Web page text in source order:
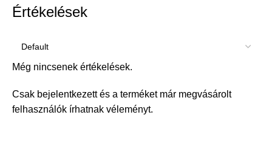
Értékelések
Még nincsenek értékelések.
Csak bejelentkezett és a terméket már megvásárolt
felhasználók írhatnak véleményt.